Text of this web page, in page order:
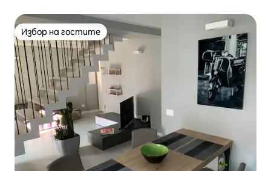
Избор на гостите
Избор на гостите